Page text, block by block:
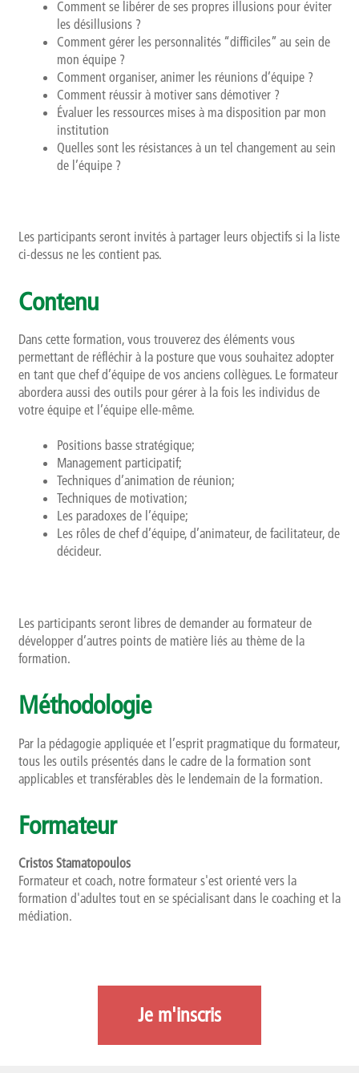
Comment se libérer de ses propres illusions pour éviter
les désillusions ?
Comment gérer les personnalités “difficiles” au sein de
mon équipe ?
Comment organiser, animer les réunions d’équipe ?
Comment réussir à motiver sans démotiver ?
Évaluer les ressources mises à ma disposition par mon
institution
Quelles sont les résistances à un tel changement au sein
de l’équipe ?
Les participants seront invités à partager leurs objectifs si la liste
ci-dessus ne les contient pas.
Contenu
Dans cette formation, vous trouverez des éléments vous
permettant de réfléchir à la posture que vous souhaitez adopter
en tant que chef d’équipe de vos anciens collègues. Le formateur
abordera aussi des outils pour gérer à la fois les individus de
votre équipe et l’équipe elle-même.
Positions basse stratégique;
Management participatif;
Techniques d’animation de réunion;
Techniques de motivation;
Les paradoxes de l’équipe;
Les rôles de chef d’équipe, d’animateur, de facilitateur, de
décideur.
Les participants seront libres de demander au formateur de
développer d’autres points de matière liés au thème de la
formation.
Méthodologie
Par la pédagogie appliquée et l’esprit pragmatique du formateur,
tous les outils présentés dans le cadre de la formation sont
applicables et transférables dès le lendemain de la formation.
Formateur
Cristos Stamatopoulos
Formateur et coach, notre formateur s'est orienté vers la
formation d'adultes tout en se spécialisant dans le coaching et la
médiation.
Je m'inscris